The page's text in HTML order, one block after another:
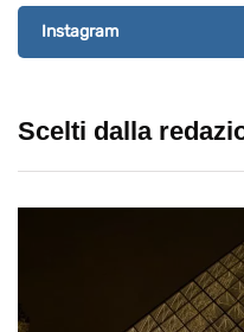
Instagram
Scelti dalla